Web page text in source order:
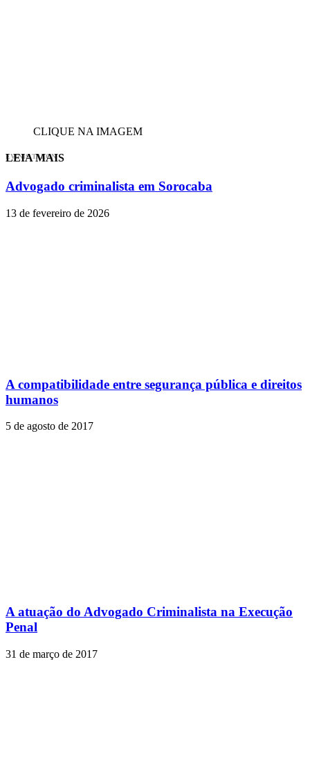
CLIQUE NA IMAGEM
EVINIS TALON
LEIA MAIS
Advogado criminalista em Sorocaba
13 de fevereiro de 2026
A compatibilidade entre segurança pública e direitos
humanos
5 de agosto de 2017
A atuação do Advogado Criminalista na Execução
Penal
31 de março de 2017